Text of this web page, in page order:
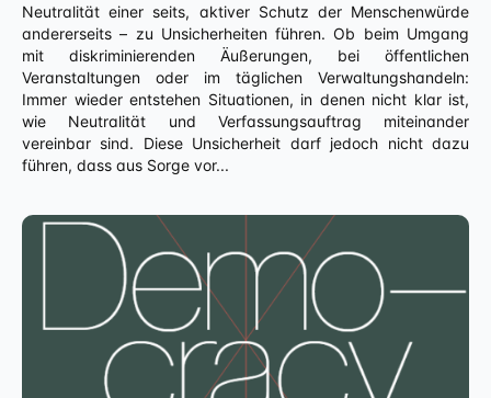
Neutralität einer seits, aktiver Schutz der Menschenwürde
andererseits – zu Unsicherheiten führen. Ob beim Umgang
mit diskriminierenden Äußerungen, bei öffentlichen
Veranstaltungen oder im täglichen Verwaltungshandeln:
Immer wieder entstehen Situationen, in denen nicht klar ist,
wie Neutralität und Verfassungsauftrag miteinander
vereinbar sind. Diese Unsicherheit darf jedoch nicht dazu
führen, dass aus Sorge vor...